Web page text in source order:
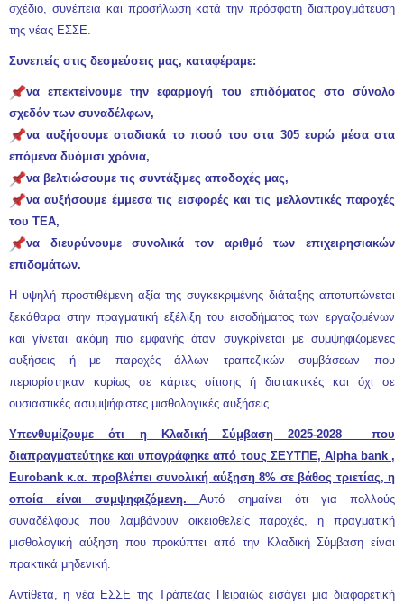
σχέδιο, συνέπεια και προσήλωση κατά την πρόσφατη διαπραγμάτευση
της νέας ΕΣΣΕ.
Συνεπείς στις δεσμεύσεις μας, καταφέραμε:
να επεκτείνουμε την εφαρμογή του επιδόματος στο σύνολο
σχεδόν των συναδέλφων,
να αυξήσουμε σταδιακά το ποσό του στα 305 ευρώ μέσα στα
επόμενα δυόμισι χρόνια,
να βελτιώσουμε τις συντάξιμες αποδοχές μας,
να αυξήσουμε έμμεσα τις εισφορές και τις μελλοντικές παροχές
του ΤΕΑ,
να διευρύνουμε συνολικά τον αριθμό των επιχειρησιακών
επιδομάτων.
Η υψηλή προστιθέμενη αξία της συγκεκριμένης διάταξης αποτυπώνεται
ξεκάθαρα στην πραγματική εξέλιξη του εισοδήματος των εργαζομένων
και γίνεται ακόμη πιο εμφανής όταν συγκρίνεται με συμψηφιζόμενες
αυξήσεις ή με παροχές άλλων τραπεζικών συμβάσεων που
περιορίστηκαν κυρίως σε κάρτες σίτισης ή διατακτικές και όχι σε
ουσιαστικές ασυμψήφιστες μισθολογικές αυξήσεις.
Υπενθυμίζουμε ότι η Κλαδική Σύμβαση 2025-2028 που
διαπραγματεύτηκε και υπογράφηκε από τους ΣΕΥΤΠΕ, Alpha bank ,
Eurobank κ.α. προβλέπει συνολική αύξηση 8% σε βάθος τριετίας, η
οποία είναι συμψηφιζόμενη.Αυτό σημαίνει ότι για πολλούς
συναδέλφους που λαμβάνουν οικειοθελείς παροχές, η πραγματική
μισθολογική αύξηση που προκύπτει από την Κλαδική Σύμβαση είναι
πρακτικά μηδενική.
Αντίθετα, η νέα ΕΣΣΕ της Τράπεζας Πειραιώς εισάγει μια διαφορετική